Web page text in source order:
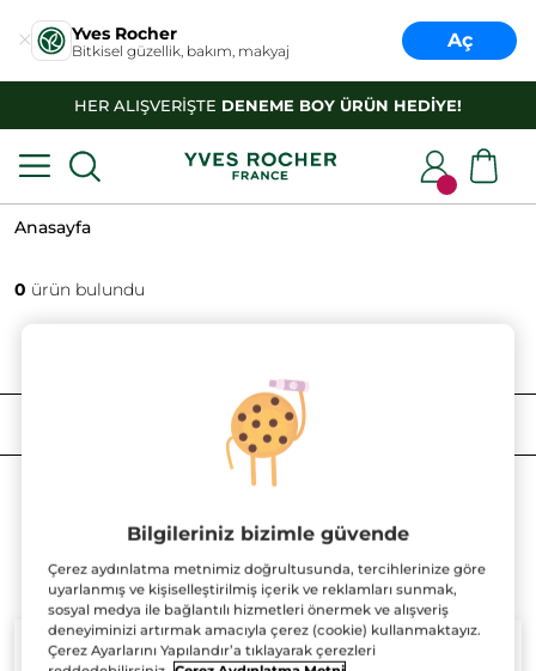
Yves Rocher
Bitkisel güzellik, bakım, makyaj Aç
HER ALIŞVERİŞTE DENEME BOY ÜRÜN HEDİYE!
Anasayfa
0 ürün bulundu
SIRALAMA
Bilgileriniz bizimle güvende
Çerez aydınlatma metnimiz doğrultusunda, tercihlerinize göre
uyarlanmış ve kişiselleştirilmiş içerik ve reklamları sunmak,
sosyal medya ile bağlantılı hizmetleri önermek ve alışveriş
deneyiminizi artırmak amacıyla çerez (cookie) kullanmaktayız.
Çerez Ayarlarını Yapılandır’a tıklayarak çerezleri